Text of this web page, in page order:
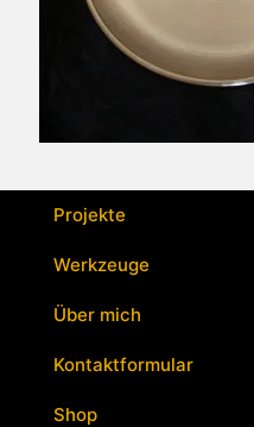
Projekte
Werkzeuge
Über mich
Kontaktformular
Shop